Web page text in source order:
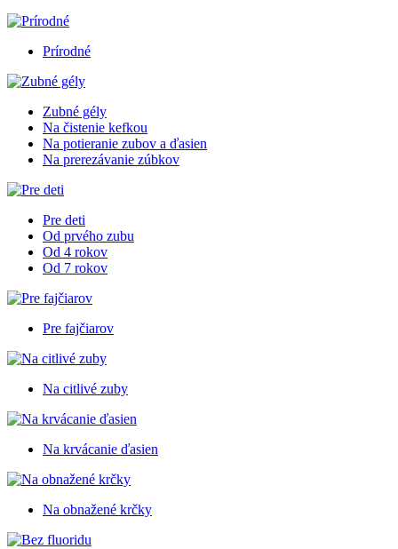
Prírodné
Zubné gély
Na čistenie kefkou
Na potieranie zubov a ďasien
Na prerezávanie zúbkov
Pre deti
Od prvého zubu
Od 4 rokov
Od 7 rokov
Pre fajčiarov
Na citlivé zuby
Na krvácanie ďasien
Na obnažené krčky